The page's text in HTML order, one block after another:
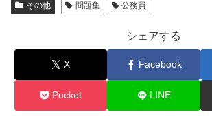
その他 問題集 公務員
シェアする
X Facebook
Pocket LINE